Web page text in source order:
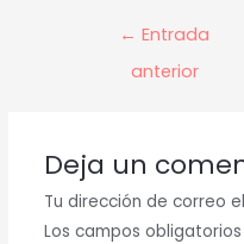
Navegación
← Entrada
anterior
Deja un
Tu dirección de correo
Los campos